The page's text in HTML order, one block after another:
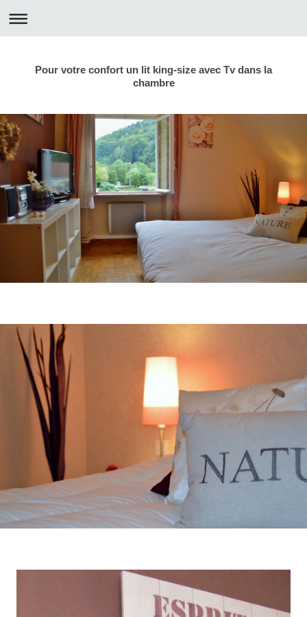
Pour votre confort un lit king-size avec Tv dans la
chambre